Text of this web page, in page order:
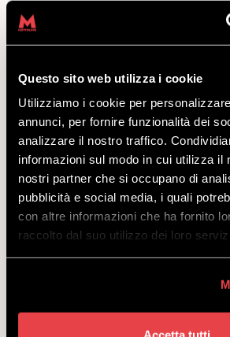
Questo sito web utilizza i cookie
Utilizziamo i cookie per
annunci, per fornire funzionalità dei
analizzare il nostro traffico.
informazioni sul modo in cui utilizza il
nostri partner che si occupano di
pubblicità e social media, i quali
con altre informazioni che ha fornito
raccolto dal suo utilizzo dei loro
Beschreibung
: Mit dem Premium Freeride-
Berg in seiner freieren Version zu erobern und
abseits der Piste zu wagen. Der Holzkern
diesen beiden Elementen sorgt die größere
Online-Check-in:Für diejenigen, die Online
Mottolino bei Rent eine bevorzugte Spur bei
Außerdem finden diejenigen, die das
Produkts mit Online-Check-in hinzufügen, das
Depot direkt mit der gemieteten Ausrüstung,
zu müssen.
Link: check-in.mottolino.com
Von Sonntag bis Donnerstag: 08.30-18.00;
Wo:Abfahrtsort der Gondelbahn Mottolino -